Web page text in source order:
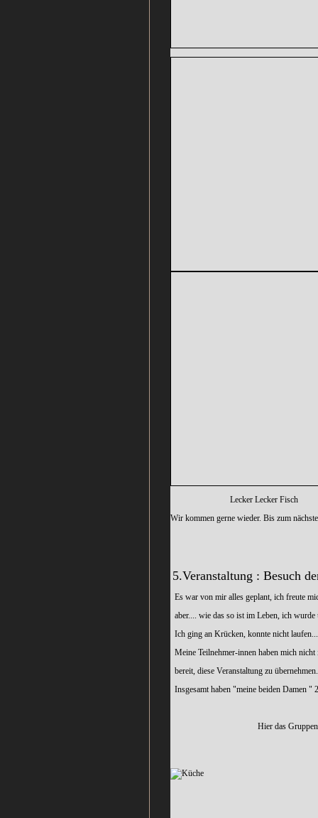
Lecker
Wir kommen gerne wieder. Bis zum
5.Veranstaltung : Besuch
Es war von mir alles geplant, ich freute
aber.... wie das so ist im Leben, ich
Ich ging an Krücken, konnte nicht
Meine Teilnehmer-innen haben mich
bereit, diese Veranstaltung zu
Insgesamt haben "meine beiden Damen
Hier das Gruppenbild, einige